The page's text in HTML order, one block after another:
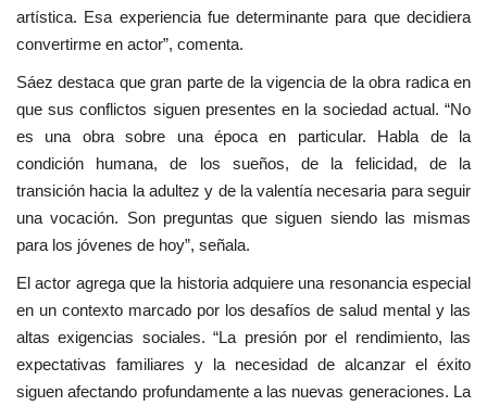
artística. Esa experiencia fue determinante para que decidiera
convertirme en actor”, comenta.
Sáez destaca que gran parte de la vigencia de la obra radica en
que sus conflictos siguen presentes en la sociedad actual. “No
es una obra sobre una época en particular. Habla de la
condición humana, de los sueños, de la felicidad, de la
transición hacia la adultez y de la valentía necesaria para seguir
una vocación. Son preguntas que siguen siendo las mismas
para los jóvenes de hoy”, señala.
El actor agrega que la historia adquiere una resonancia especial
en un contexto marcado por los desafíos de salud mental y las
altas exigencias sociales. “La presión por el rendimiento, las
expectativas familiares y la necesidad de alcanzar el éxito
siguen afectando profundamente a las nuevas generaciones. La